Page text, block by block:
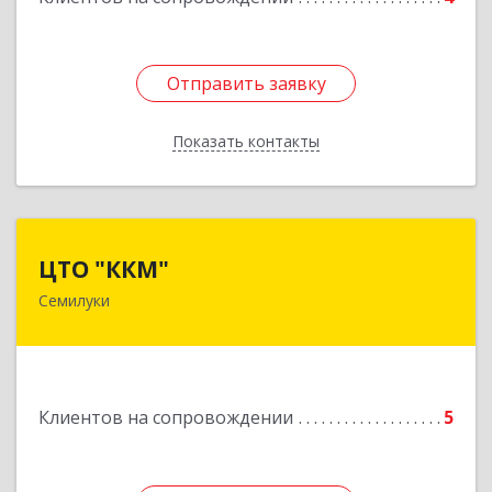
Отправить заявку
Показать контакты
Отправить заявку
Назад
ЦТО "ККМ"
Семилуки
Клиентов на сопровождении 5